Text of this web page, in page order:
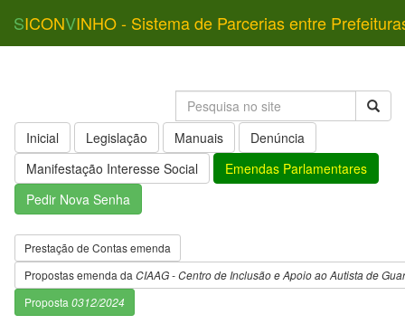
SICONVINHO - Sistema de Parcerias entre
Inicial Legislação Manuais
Denúncia
Manifestação Interesse Social
Emendas Parlamentares
Pedir Nova Senha
Prestação de Contas emenda
Propostas emenda da CIAAG - Centro de Inclusão e Apoio ao Autista de
Proposta 0312/2024